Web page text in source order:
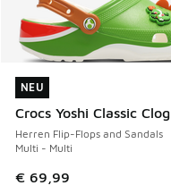
NEU
Crocs Yoshi Classic Clog
Herren Flip-Flops and Sandals
Multi - Multi
€ 69,99
NEU